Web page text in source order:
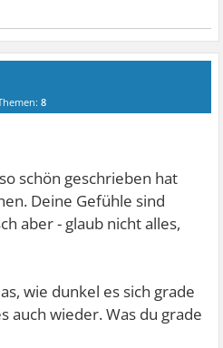
8
schön geschrieben hat
Deine Gefühle sind
aber - glaub nicht alles,
wie dunkel es sich grade
auch wieder. Was du grade